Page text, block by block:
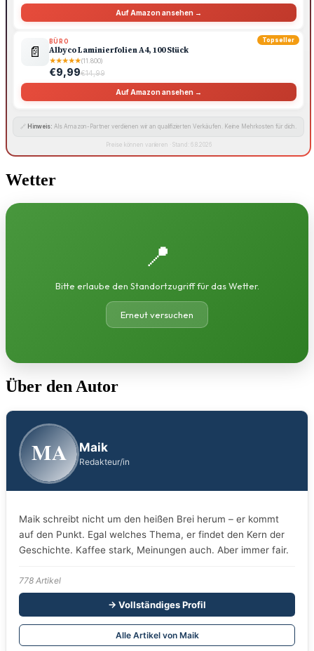
Auf Amazon ansehen →
Topseller
📄
BÜRO
Albyco Laminierfolien A4, 100 Stück
★★★★★(11.800)
€9,99€14,99
Auf Amazon ansehen →
🔗 Hinweis: Als Amazon-Partner verdienen wir an qualifizierten Verkäufen. Keine Mehrkosten für dich.
Preise können variieren · Stand: 6.8.2026
Wetter
📍
Bitte erlaube den Standortzugriff für das Wetter.
Erneut versuchen
Über den Autor
MA Maik
Redakteur/in
Maik schreibt nicht um den heißen Brei herum – er kommt
auf den Punkt. Egal welches Thema, er findet den Kern der
Geschichte. Kaffee stark, Meinungen auch. Aber immer fair.
778 Artikel
→ Vollständiges Profil
Alle Artikel von Maik